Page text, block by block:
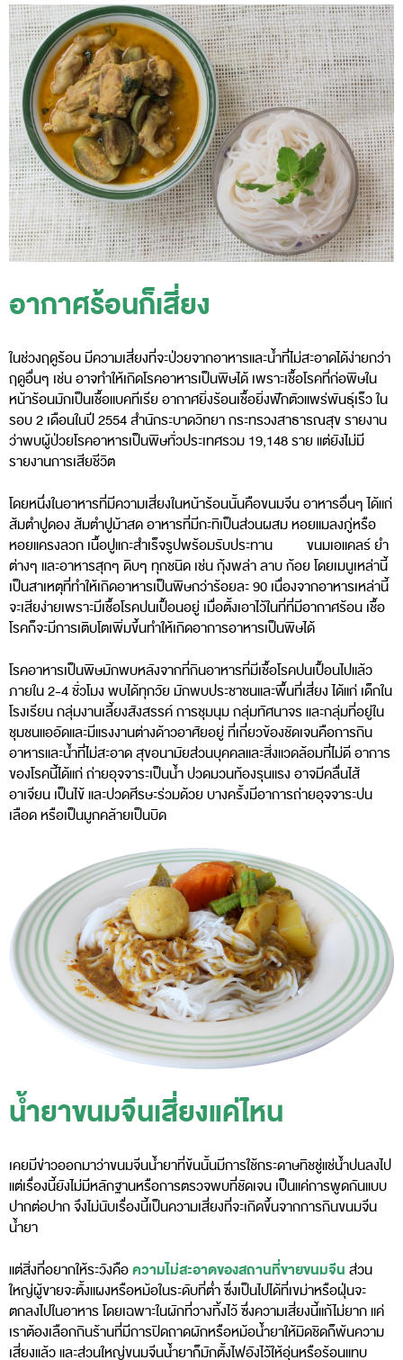
อากาศร้อนก็เสี่ยง
ในช่วงฤดูร้อน มีความเสี่ยงที่จะป่วยจากอาหารและน้ำที่ไม่สะอาดได้ง่ายกว่า
ฤดูอื่นๆ เช่น อาจทําให้เกิดโรคอาหารเป็นพิษได้ เพราะเชื้อโรคที่ก่อพิษใน
หน้าร้อนมักเป็นเชื้อแบคทีเรีย อากาศยิ่งร้อนเชื้อยิ่งฟักตัวแพร่พันธุ์เร็ว ใน
รอบ 2 เดือนในปี 2554 สํานักระบาดวิทยา กระทรวงสาธารณสุข รายงาน
ว่าพบผู้ป่วยโรคอาหารเป็นพิษทั่วประเทศรวม 19,148 ราย แต่ยังไม่มี
รายงานการเสียชีวิต
โดยหนึ่งในอาหารที่มีความเสี่ยงในหน้าร้อนนั้นคือขนมจีน อาหารอื่นๆ ได้แก่
ส้มตําปูดอง ส้มตําปูม้าสด อาหารที่มีกะทิเป็นส่วนผสม หอยแมลงภู่หรือ
หอยแครงลวก เนื้อปูแกะสําเร็จรูปพร้อมรับประทาน ขนมเอแคลร์ ยำ
ต่างๆ และอาหารสุกๆ ดิบๆ ทุกชนิด เช่น กุ้งพล่า ลาบ ก้อย โดยเมนูเหล่านี้
เป็นสาเหตุที่ทําให้เกิดอาหารเป็นพิษกว่าร้อยละ 90 เนื่องจากอาหารเหล่านี้
จะเสียง่ายเพราะมีเชื้อโรคปนเปื้อนอยู่ เมื่อตั้งเอาไว้ในที่ที่มีอากาศร้อน เชื้อ
โรคก็จะมีการเติบโตเพิ่มขึ้นทําให้เกิดอาการอาหารเป็นพิษได้
โรคอาหารเป็นพิษมักพบหลังจากที่กินอาหารที่มีเชื้อโรคปนเปื้อนไปแล้ว
ภายใน 2-4 ชั่วโมง พบได้ทุกวัย มักพบประชาชนและพื้นที่เสี่ยง ได้แก่ เด็กใน
โรงเรียน กลุ่มงานเลี้ยงสังสรรค์ การชุมนุม กลุ่มทัศนาจร และกลุ่มที่อยู่ใน
ชุมชนแออัดและมีแรงงานต่างด้าวอาศัยอยู่ ที่เกี่ยวข้องชัดเจนคือการกิน
อาหารและน้ำที่ไม่สะอาด สุขอนามัยส่วนบุคคลและสิ่งแวดล้อมที่ไม่ดี อาการ
ของโรคนี้ได้แก่ ถ่ายอุจจาระเป็นน้ำ ปวดมวนท้องรุนแรง อาจมีคลื่นไส้
อาเจียน เป็นไข้ และปวดศีรษะร่วมด้วย บางครั้งมีอาการถ่ายอุจจาระปน
เลือด หรือเป็นมูกคล้ายเป็นบิด
น้ำยาขนมจีนเสี่ยงแค่ไหน
เคยมีข่าวออกมาว่าขนมจีนน้ำยาที่ข้นนั้นมีการใช้กระดาษทิชชู่แช่น้ำปนลงไป
แต่เรื่องนี้ยังไม่มีหลักฐานหรือการตรวจพบที่ชัดเจน เป็นแค่การพูดกันแบบ
ปากต่อปาก จึงไม่นับเรื่องนี้เป็นความเสี่ยงที่จะเกิดขึ้นจากการกินขนมจีน
น้ำยา
แต่สิ่งที่อยากให้ระวังคือความไม่สะอาดของสถานที่ขายขนมจีน ส่วน
ใหญ่ผู้ขายจะตั้งแผงหรือหม้อในระดับที่ต่ำ ซึ่งเป็นไปได้ที่เขม่าหรือฝุ่นจะ
ตกลงไปในอาหาร โดยเฉพาะในผักที่วางทิ้งไว้ ซึ่งความเสี่ยงนี้แก้ไม่ยาก แค่
เราต้องเลือกกินร้านที่มีการปิดถาดผักหรือหม้อน้ำยาให้มิดชิดก็พ้นความ
เสี่ยงแล้ว และส่วนใหญ่ขนมจีนน้ำยาก็มักตั้งไฟอังไว้ให้อุ่นหรือร้อนแทบ